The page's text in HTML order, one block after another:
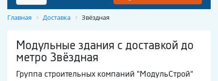
Главная Доставка Звёздная
Модульные здания с доставкой до
метро Звёздная
Группа строительных компаний "МодульСтрой"